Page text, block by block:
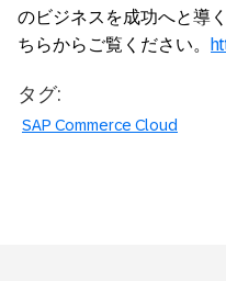
のビジネスを成功へと導
ちらからご覧ください。
タグ:
SAP Commerce Cloud